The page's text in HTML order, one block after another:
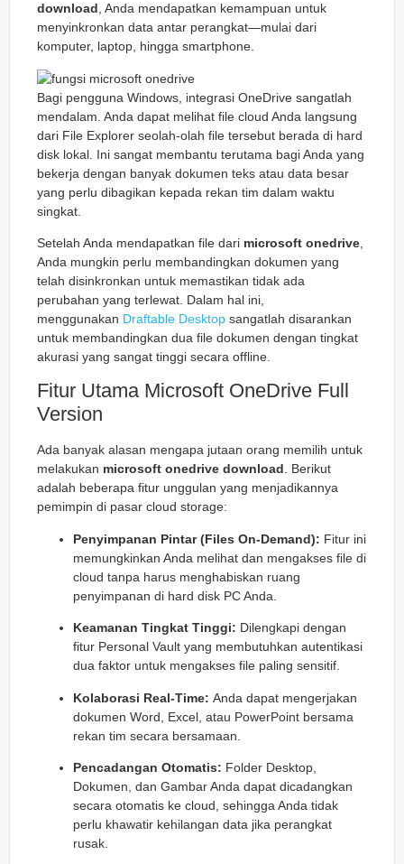
download , Anda mendapatkan kemampuan untuk
menyinkronkan data antar perangkat—mulai dari
komputer, laptop, hingga smartphone.
Bagi pengguna Windows, integrasi OneDrive sangatlah
mendalam. Anda dapat melihat file cloud Anda langsung
dari File Explorer seolah-olah file tersebut berada di hard
disk lokal. Ini sangat membantu terutama bagi Anda yang
bekerja dengan banyak dokumen teks atau data besar
yang perlu dibagikan kepada rekan tim dalam waktu
singkat.
Setelah Anda mendapatkan file dari microsoft onedrive
Anda mungkin perlu membandingkan dokumen yang
telah disinkronkan untuk memastikan tidak ada
perubahan yang terlewat. Dalam hal ini,
menggunakan Draftable Desktop sangatlah disarankan
untuk membandingkan dua file dokumen dengan tingkat
akurasi yang sangat tinggi secara offline.
Fitur Utama Microsoft OneDrive Full
Version
Ada banyak alasan mengapa jutaan orang memilih untuk
melakukan microsoft onedrive download. Berikut
adalah beberapa fitur unggulan yang menjadikannya
pemimpin di pasar cloud storage:
Penyimpanan Pintar (Files On-Demand): Fitur ini
memungkinkan Anda melihat dan mengakses file di
cloud tanpa harus menghabiskan ruang
penyimpanan di hard disk PC Anda.
Keamanan Tingkat Tinggi: Dilengkapi dengan
fitur Personal Vault yang membutuhkan autentikasi
dua faktor untuk mengakses file paling sensitif.
Kolaborasi Real-Time: Anda dapat mengerjakan
dokumen Word, Excel, atau PowerPoint bersama
rekan tim secara bersamaan.
Pencadangan Otomatis: Folder Desktop,
Dokumen, dan Gambar Anda dapat dicadangkan
secara otomatis ke cloud, sehingga Anda tidak
perlu khawatir kehilangan data jika perangkat
rusak.